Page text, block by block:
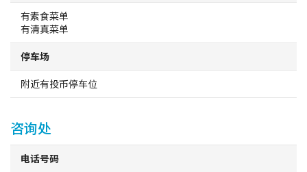
有素食菜单
有清真菜单
停车场
附近有投币停车位
咨询处
电话号码